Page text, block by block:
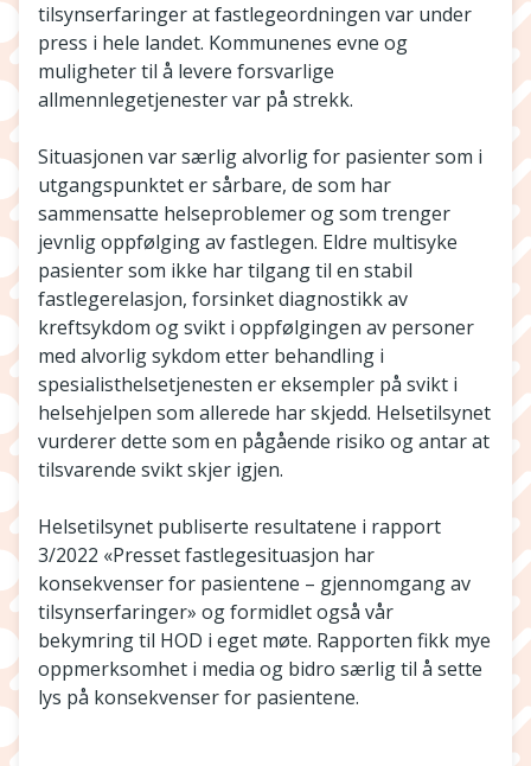
tilsynserfaringer at fastlegeordningen var under
press i hele landet. Kommunenes evne og
muligheter til å levere forsvarlige
allmennlegetjenester var på strekk.
Situasjonen var særlig alvorlig for pasienter som i
utgangspunktet er sårbare, de som har
sammensatte helseproblemer og som trenger
jevnlig oppfølging av fastlegen. Eldre multisyke
pasienter som ikke har tilgang til en stabil
fastlegerelasjon, forsinket diagnostikk av
kreftsykdom og svikt i oppfølgingen av personer
med alvorlig sykdom etter behandling i
spesialisthelsetjenesten er eksempler på svikt i
helsehjelpen som allerede har skjedd. Helsetilsynet
vurderer dette som en pågående risiko og antar at
tilsvarende svikt skjer igjen.
Helsetilsynet publiserte resultatene i rapport
3/2022 «Presset fastlegesituasjon har
konsekvenser for pasientene – gjennomgang av
tilsynserfaringer» og formidlet også vår
bekymring til HOD i eget møte. Rapporten fikk mye
oppmerksomhet i media og bidro særlig til å sette
lys på konsekvenser for pasientene.